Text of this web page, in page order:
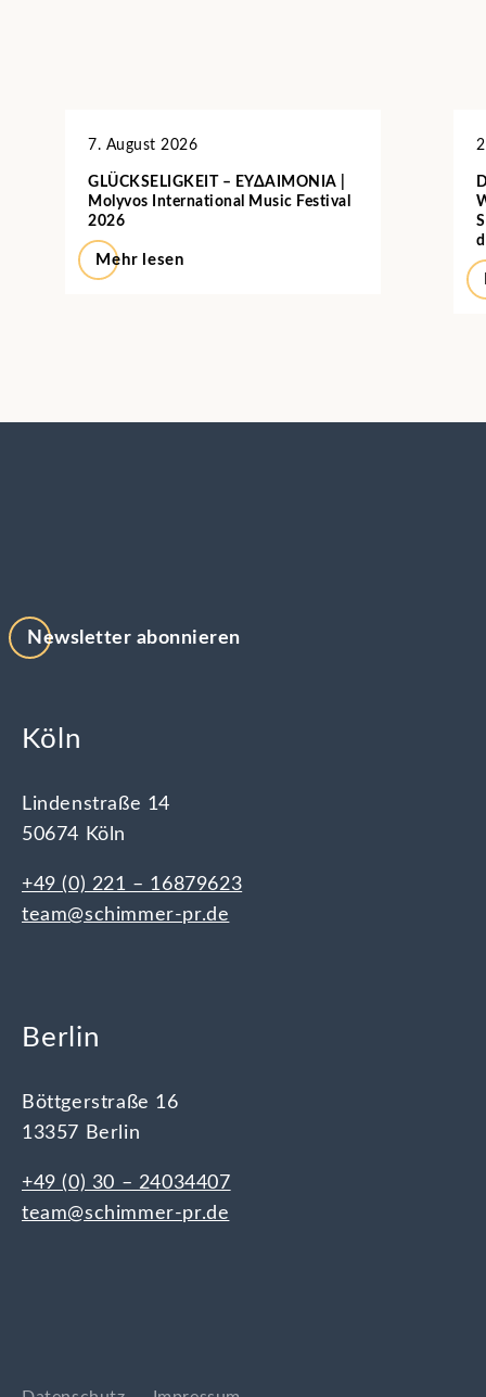
7. August 2026
GLÜCKSELIGKEIT – ΕΥΔΑΙΜΟΝΙΑ |
Molyvos International Music Festival
2026
Mehr lesen
Newsletter abonnieren
Köln
Lindenstraße 14
50674 Köln
+49 (0) 221 – 16879623
team@schimmer-pr.de
Berlin
Böttgerstraße 16
13357 Berlin
+49 (0) 30 – 24034407
team@schimmer-pr.de